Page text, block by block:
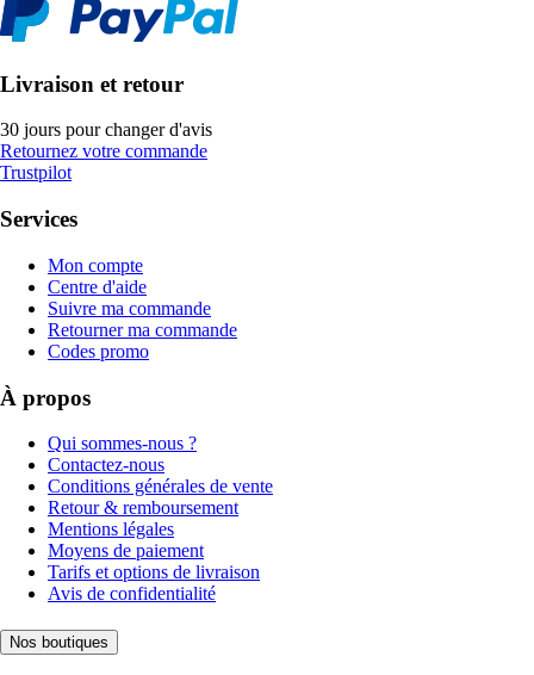
Livraison et retour
30 jours pour changer d'avis
Retournez votre commande
Trustpilot
Services
Mon compte
Centre d'aide
Suivre ma commande
Retourner ma commande
Codes promo
À propos
Qui sommes-nous ?
Contactez-nous
Conditions générales de vente
Retour & remboursement
Mentions légales
Moyens de paiement
Tarifs et options de livraison
Avis de confidentialité
Nos boutiques